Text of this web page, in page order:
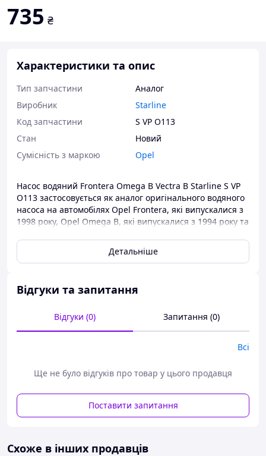
735 ₴
Характеристики та опис
Тип запчастини
Аналог
Виробник
Starline
Код запчастини
S VP O113
Стан
Новий
Сумісність з маркою
Opel
Насос водяний Frontera Omega B Vectra B Starline S VP
O113 застосовується як аналог оригінального водяного
насоса на автомобілях Opel Frontera, які випускалися з
1998 року, Opel Omega B, які випускалися з 1994 року та
Автомобільні водяні насоси ви завжди можете
придбати в нашому інтернет-магазині за
Детальніше
Відгуки та запитання
Відгуки (0) Запитання (0)
Всі
Ще не було відгуків про товар у цього продавця
Поставити запитання
Схоже в інших продавців